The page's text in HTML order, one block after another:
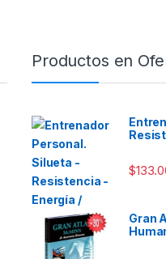
Productos en
$
Gran